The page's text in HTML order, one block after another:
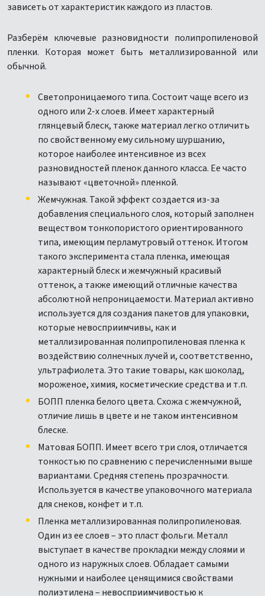
зависеть от характеристик каждого из пластов.
Разберём ключевые разновидности полипропиленовой
пленки. Которая может быть металлизированной или
обычной.
Светопроницаемого типа. Состоит чаще всего из
одного или 2-х слоев. Имеет характерный
глянцевый блеск, также материал легко отличить
по свойственному ему сильному шуршанию,
которое наиболее интенсивное из всех
разновидностей пленок данного класса. Ее часто
называют «цветочной» пленкой.
Жемчужная. Такой эффект создается из-за
добавления специального слоя, который заполнен
веществом тонкопористого ориентированного
типа, имеющим перламутровый оттенок. Итогом
такого эксперимента стала пленка, имеющая
характерный блеск и жемчужный красивый
оттенок, а также имеющий отличные качества
абсолютной непроницаемости. Материал активно
используется для создания пакетов для упаковки,
которые невосприимчивы, как и
металлизированная полипропиленовая пленка к
воздействию солнечных лучей и, соответственно,
ультрафиолета. Это такие товары, как шоколад,
мороженое, химия, косметические средства и т.п.
БОПП пленка белого цвета. Схожа с жемчужной,
отличие лишь в цвете и не таком интенсивном
блеске.
Матовая БОПП. Имеет всего три слоя, отличается
тонкостью по сравнению с перечисленными выше
вариантами. Средняя степень прозрачности.
Используется в качестве упаковочного материала
для снеков, конфет и т.п.
Пленка металлизированная полипропиленовая.
Один из ее слоев – это пласт фольги. Металл
выступает в качестве прокладки между слоями и
одного из наружных слоев. Обладает самыми
нужными и наиболее ценящимися свойствами
полиэтилена – невосприимчивостью к